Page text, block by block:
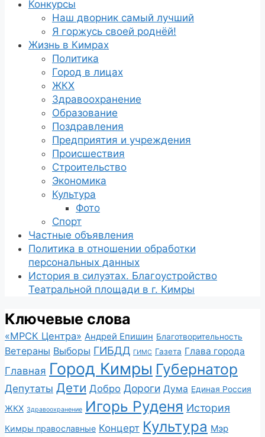
Конкурсы
Наш дворник самый лучший
Я горжусь своей роднёй!
Жизнь в Кимрах
Политика
Город в лицах
ЖКХ
Здравоохранение
Образование
Поздравления
Предприятия и учреждения
Происшествия
Строительство
Экономика
Культура
Фото
Спорт
Частные объявления
Политика в отношении обработки
персональных данных
История в силуэтах. Благоустройство
Театральной площади в г. Кимры
Ключевые слова
«МРСК Центра» Андрей Епишин Благотворительность
Ветераны Выборы ГИБДД ГИМС Газета Глава города
Главная Город Кимры Губернатор
Депутаты Дети Добро Дороги Дума Единая Россия
ЖКХ Здравоохранение Игорь Руденя История
Кимры православные Концерт Культура Мэр